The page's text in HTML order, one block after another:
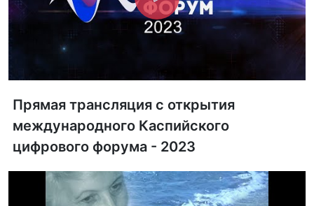
Прямая трансляция с открытия
международного Каспийского
цифрового форума - 2023